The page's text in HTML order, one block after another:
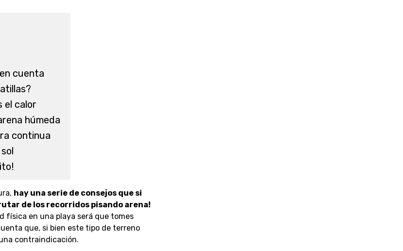
cuenta
el calor
húmeda
continua
hay una serie de consejos que si
de los recorridos pisando arena!
física en una playa será que tomes
que, si bien este tipo de terreno
contraindicación.